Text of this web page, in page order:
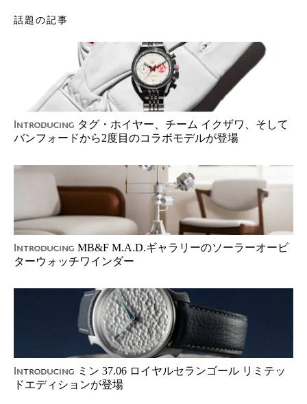
話題の記事
Introducing タグ・ホイヤー、チーム イクザワ、そして
バンフォードから2度目のコラボモデルが登場
Introducing MB&F M.A.D.ギャラリーのソーラーオービ
ターウォッチワインダー
Introducing ミン 37.06 ロイヤルセランゴール リミテッ
ドエディションが登場